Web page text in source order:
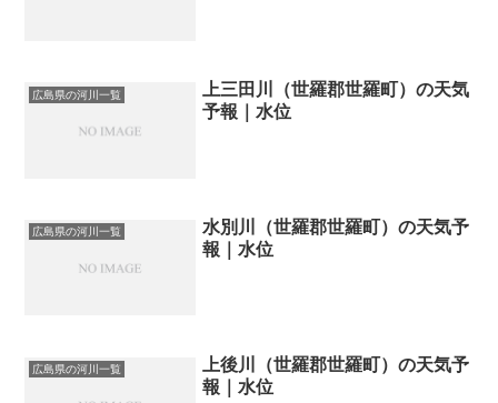
広島県の河川一覧
上三田川（世羅郡世羅町）の天気
予報｜水位
広島県の河川一覧
水別川（世羅郡世羅町）の天気予
報｜水位
広島県の河川一覧
上後川（世羅郡世羅町）の天気予
報｜水位